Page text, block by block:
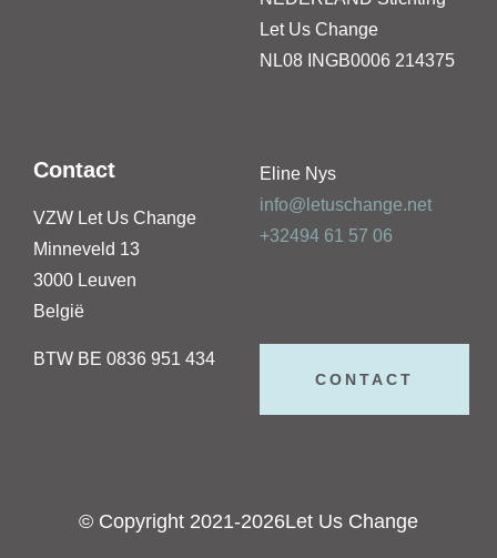
Let Us Change
NL08 INGB0006 214375
Contact
VZW Let Us Change
Minneveld 13
3000 Leuven
België
BTW BE 0836 951 434
Eline Nys
info@letuschange.net
+32494 61 57 06
CONTACT
© Copyright 2021-2026Let Us Change